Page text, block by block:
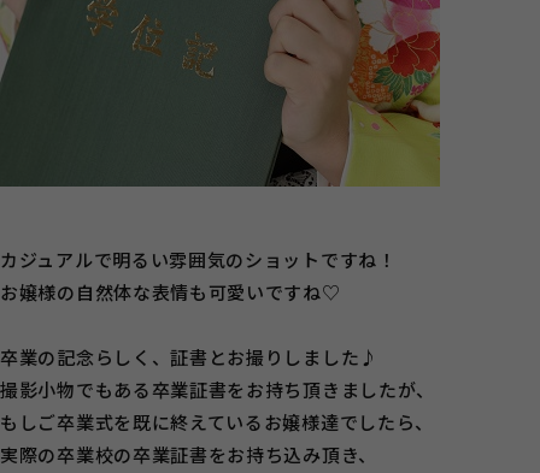
カジュアルで明るい雰囲気のショットですね！
お嬢様の自然体な表情も可愛いですね♡
卒業の記念らしく、証書とお撮りしました♪
撮影小物でもある卒業証書をお持ち頂きましたが、
もしご卒業式を既に終えているお嬢様達でしたら、
実際の卒業校の卒業証書をお持ち込み頂き、